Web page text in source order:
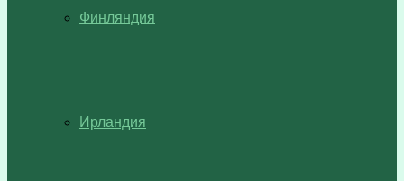
Финляндия
Ирландия